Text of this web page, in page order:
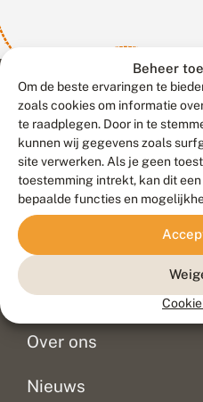
Beheer
Om de beste ervaringen te
zoals cookies om informatie
te raadplegen. Door in te
kunnen wij gegevens zoals
site verwerken. Als je geen
toestemming intrekt, kan dit
bepaalde functies en
Contact
Veelgestelde vragen
Doneer
Over ons
Nieuws
Meld waarnemingen
© 2026
Duurzaam ontwikkeld door
Blue